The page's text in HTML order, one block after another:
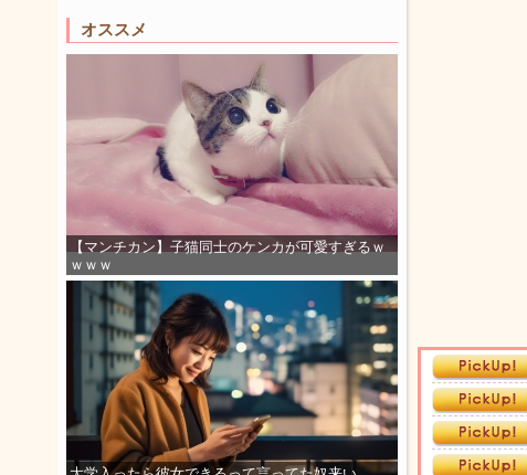
オススメ
【マンチカン】子猫同士のケンカが可愛すぎるｗ
ｗｗｗ